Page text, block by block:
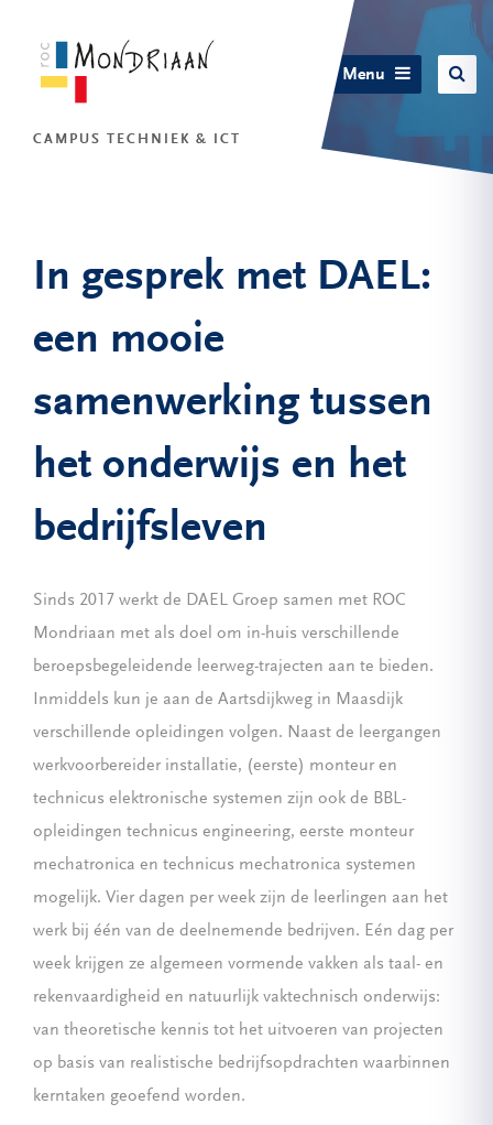
CAMPUS TECHNIEK & ICT
Menu
In gesprek met DAEL:
een mooie
samenwerking tussen
het onderwijs en het
bedrijfsleven
Sinds 2017 werkt de DAEL Groep samen met ROC
Mondriaan met als doel om in-huis verschillende
beroepsbegeleidende leerweg-trajecten aan te bieden.
Inmiddels kun je aan de Aartsdijkweg in Maasdijk
verschillende opleidingen volgen. Naast de leergangen
werkvoorbereider installatie, (eerste) monteur en
technicus elektronische systemen zijn ook de BBL-
opleidingen technicus engineering, eerste monteur
mechatronica en technicus mechatronica systemen
mogelijk. Vier dagen per week zijn de leerlingen aan het
werk bij één van de deelnemende bedrijven. Eén dag per
week krijgen ze algemeen vormende vakken als taal- en
rekenvaardigheid en natuurlijk vaktechnisch onderwijs:
van theoretische kennis tot het uitvoeren van projecten
op basis van realistische bedrijfsopdrachten waarbinnen
kerntaken geoefend worden.